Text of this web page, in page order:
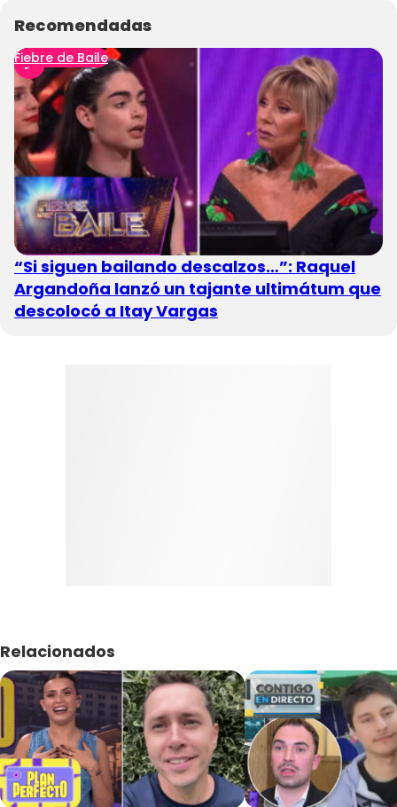
Recomendadas
Fiebre de Baile
“Si siguen bailando descalzos…”: Raquel
Argandoña lanzó un tajante ultimátum que
descolocó a Itay Vargas
Relacionados